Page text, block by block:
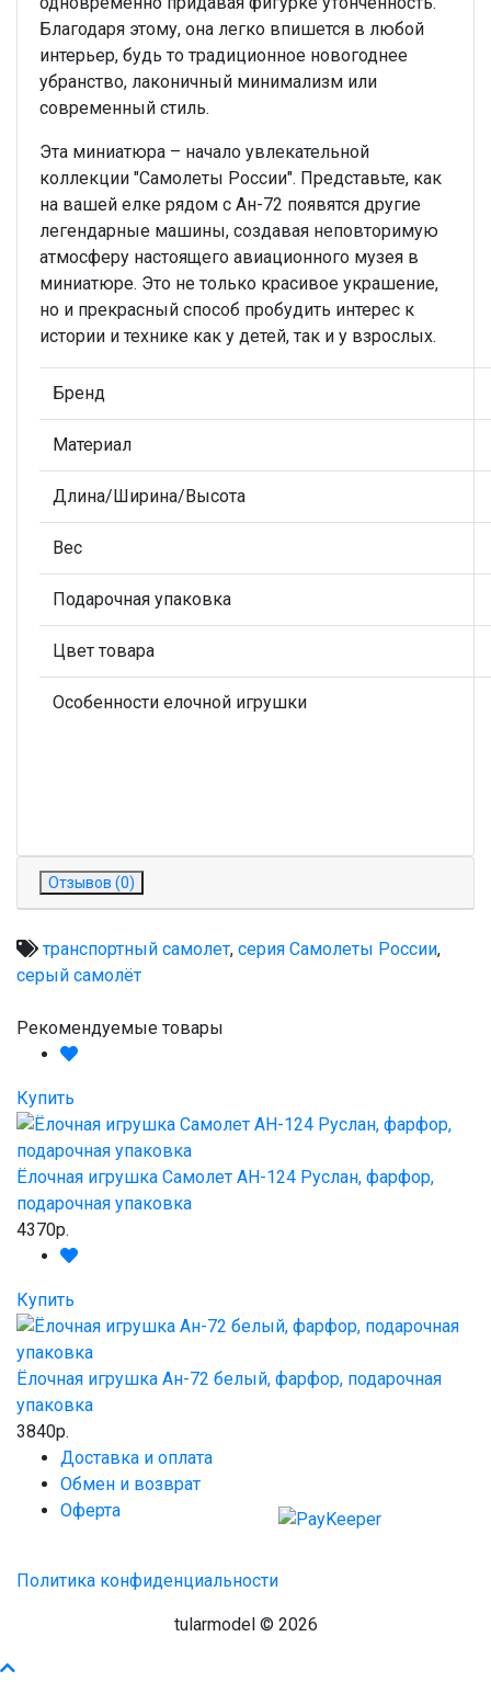
Благодаря этому, она легко впишется в любой
интерьер, будь то традиционное новогоднее
убранство, лаконичный минимализм или
современный стиль.
Эта миниатюра – начало увлекательной
коллекции "Самолеты России". Представьте, как
на вашей елке рядом с Ан-72 появятся другие
легендарные машины, создавая неповторимую
атмосферу настоящего авиационного музея в
миниатюре. Это не только красивое украшение,
но и прекрасный способ пробудить интерес к
истории и технике как у детей, так и у взрослых.
Бренд
Материал
Длина/Ширина/Высота
Вес
Подарочная упаковка
Цвет товара
Особенности елочной игрушки
Отзывов (0)
транспортный самолет, серия Самолеты России,
серый самолёт
Рекомендуемые товары
Купить
Ёлочная игрушка Самолет АН-124 Руслан, фарфор,
подарочная упаковка
4370р.
Купить
Ёлочная игрушка Ан-72 белый, фарфор, подарочная
упаковка
3840р.
Доставка и оплата
Обмен и возврат
Оферта
Политика конфиденциальности
tularmodel © 2026